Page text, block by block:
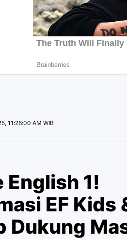
11:26:00 AM WIB
English 1!
EF Kids
Dukung